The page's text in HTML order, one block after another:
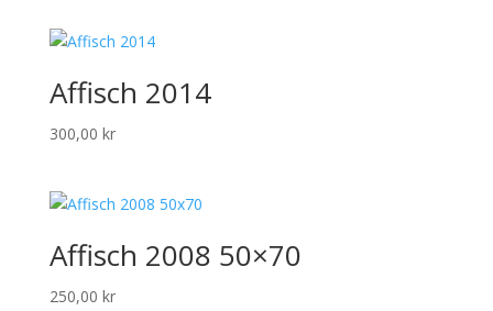
Affisch 2014
300,00 kr
Affisch 2008 50×70
250,00 kr